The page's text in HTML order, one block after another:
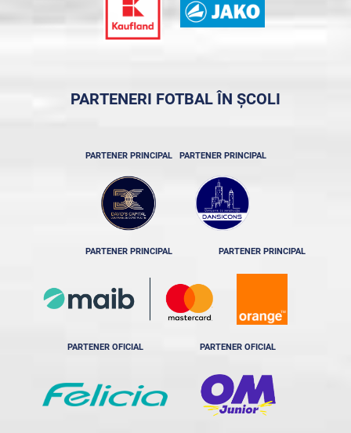
PARTENERI FOTBAL ÎN ȘCOLI
PARTENER PRINCIPAL PARTENER PRINCIPAL
PARTENER PRINCIPAL PARTENER PRINCIPAL
PARTENER OFICIAL PARTENER OFICIAL